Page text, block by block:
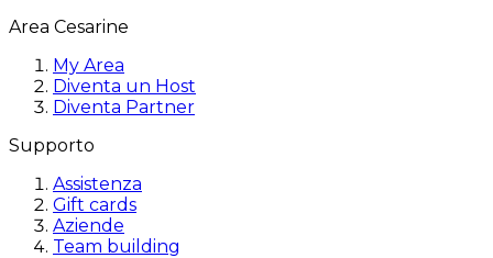
Area Cesarine
My Area
Diventa un Host
Diventa Partner
Supporto
Assistenza
Gift cards
Aziende
Team building